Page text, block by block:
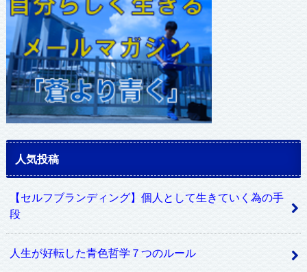
人気投稿
【セルフブランディング】個人として生きていく為の手
段
人生が好転した青色哲学７つのルール